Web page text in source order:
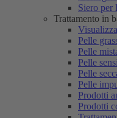
Siero per
Trattamento in
Pelle
Pelle
Pelle
Pelle
Pelle
Prodotti
Prodotti